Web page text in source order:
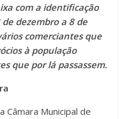
com a identificação
dezembro a 8 de
comerciantes que
à população
que por lá passassem.
Câmara Municipal de